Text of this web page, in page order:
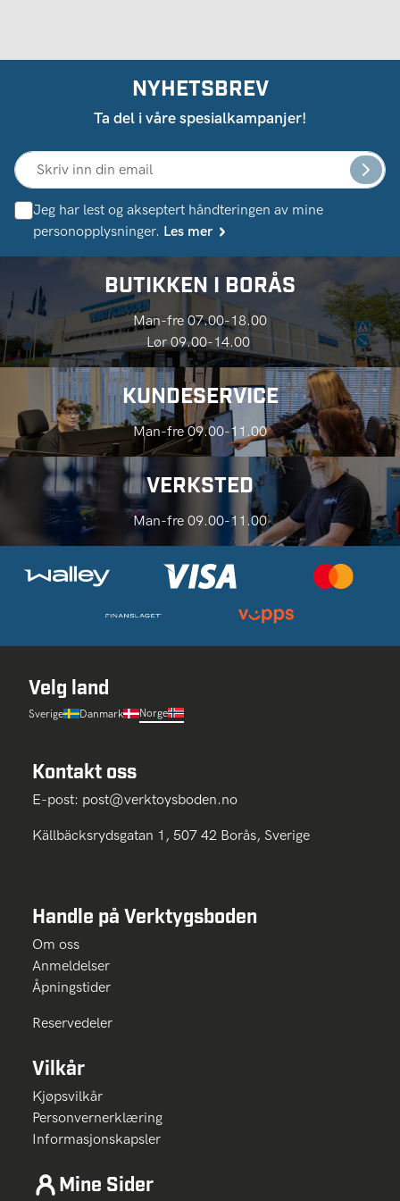
NYHETSBREV
Ta del i våre spesialkampanjer!
Jeg har lest og akseptert håndteringen av mine
personopplysninger. Les mer
BUTIKKEN I BORÅS
Man-fre 07.00-18.00
Lør 09.00-14.00
KUNDESERVICE
Man-fre 09.00-11.00
VERKSTED
Man-fre 09.00-11.00
Velg land
Sverige Danmark Norge
Kontakt oss
E-post: post@verktoysboden.no
Källbäcksrydsgatan 1, 507 42 Borås, Sverige
Handle på Verktygsboden
Om oss
Anmeldelser
Åpningstider
Reservedeler
Vilkår
Kjøpsvilkår
Personvernerklæring
Informasjonskapsler
Mine Sider